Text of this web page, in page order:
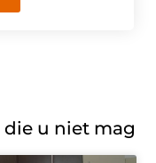
die u niet mag